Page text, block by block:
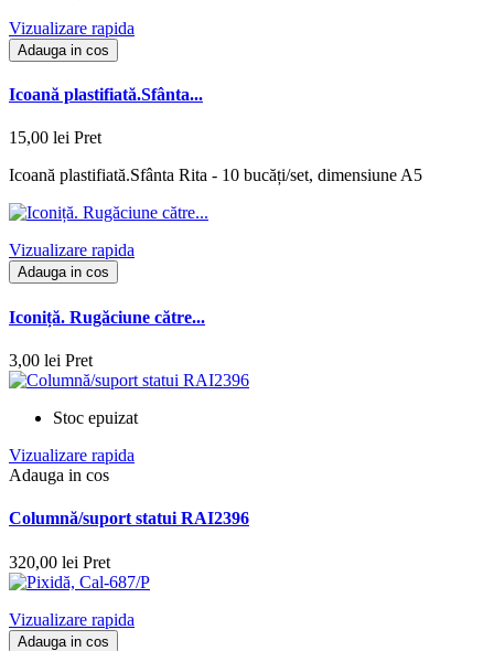
Vizualizare rapida
Adauga in cos
Icoană plastifiată.Sfânta...
15,00 lei Pret
Icoană plastifiată.Sfânta Rita - 10 bucăți/set, dimensiune A5
Vizualizare rapida
Adauga in cos
Iconiță. Rugăciune către...
3,00 lei Pret
Stoc epuizat
Vizualizare rapida
Adauga in cos
Columnă/suport statui RAI2396
320,00 lei Pret
Vizualizare rapida
Adauga in cos